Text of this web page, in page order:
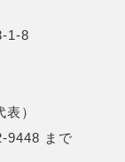
1-8
）
9448 まで